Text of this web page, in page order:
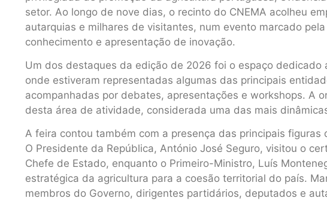
setor. Ao longo de nove dias, o recinto do CNEMA acolheu
autarquias e milhares de visitantes, num evento marcado
conhecimento e apresentação de inovação.
Um dos destaques da edição de 2026 foi o espaço dedicado
onde estiveram representadas algumas das principais
acompanhadas por debates, apresentações e workshops. A
desta área de atividade, considerada uma das mais
A feira contou também com a presença das principais
O Presidente da República, António José Seguro, visitou o
Chefe de Estado, enquanto o Primeiro-Ministro, Luís
estratégica da agricultura para a coesão territorial do país.
membros do Governo, dirigentes partidários, deputados e